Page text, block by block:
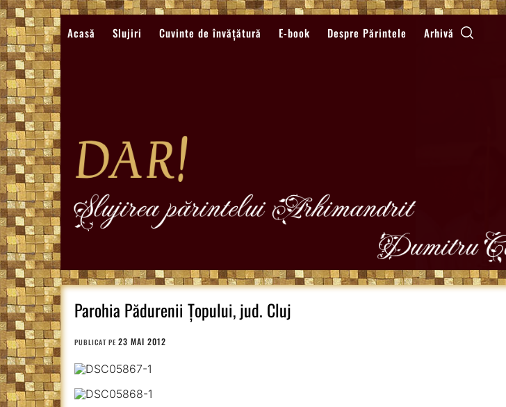
Sari
la
conținut
Acasă Slujiri Cuvinte de învățătură E-book Despre Părintele Arhivă
Parohia Pădurenii Țopului, jud. Cluj
PUBLICAT PE 23 MAI 2012